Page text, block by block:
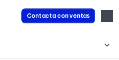
Contacta con ventas